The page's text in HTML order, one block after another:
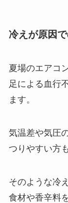
冷えが原因
夏場のエアコ
足による血行
ます。
気温差や気圧
つりやすい方
そのような冷
食材や香辛料